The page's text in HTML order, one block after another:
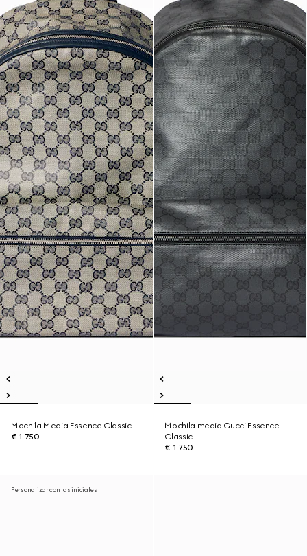
Mochila Media Essence Classic
€ 1.750
Mochila media Gucci Essence
Classic
€ 1.750
Personalizar con las iniciales